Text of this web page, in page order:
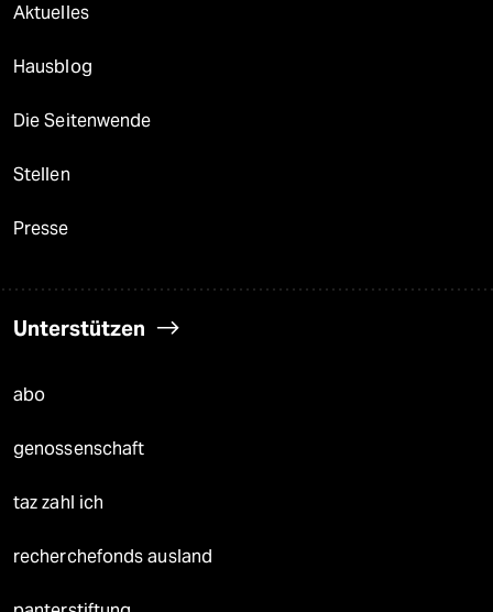
Aktuelles
Hausblog
Die Seitenwende
Stellen
Presse
Unterstützen
abo
genossenschaft
taz zahl ich
recherchefonds ausland